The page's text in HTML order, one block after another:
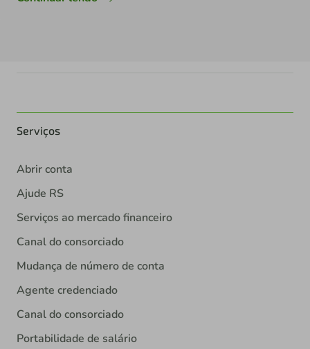
Serviços
Abrir conta
Ajude RS
Serviços ao mercado financeiro
Canal do consorciado
Mudança de número de conta
Agente credenciado
Canal do consorciado
Portabilidade de salário